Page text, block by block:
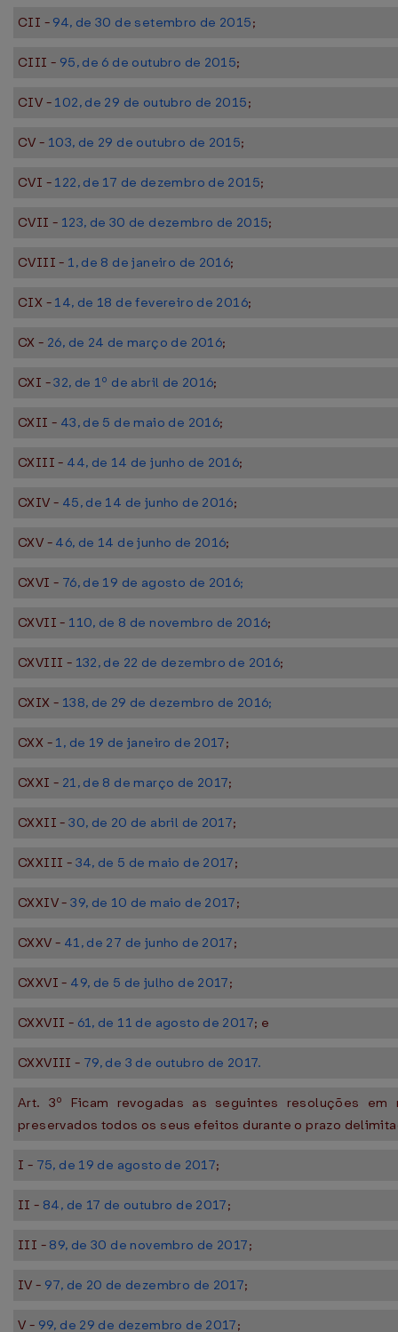
CII - 94, de 30 de setembro de 2015;
CIII - 95, de 6 de outubro de 2015;
CIV - 102, de 29 de outubro de 2015;
CV - 103, de 29 de outubro de 2015;
CVI - 122, de 17 de dezembro de 2015;
CVII - 123, de 30 de dezembro de 2015;
CVIII - 1, de 8 de janeiro de 2016;
CIX - 14, de 18 de fevereiro de 2016;
CX - 26, de 24 de março de 2016;
CXI -32, de 1º de abril de 2016;
CXII - 43, de 5 de maio de 2016;
CXIII - 44, de 14 de junho de 2016;
CXIV - 45, de 14 de junho de 2016;
CXV - 46, de 14 de junho de 2016;
CXVI - 76, de 19 de agosto de 2016;
CXVII - 110, de 8 de novembro de 2016;
CXVIII - 132, de 22 de dezembro de 2016;
CXIX - 138, de 29 de dezembro de 2016;
CXX - 1, de 19 de janeiro de 2017;
CXXI - 21, de 8 de março de 2017;
CXXII -30, de 20 de abril de 2017;
CXXIII - 34, de 5 de maio de 2017;
CXXIV -39, de 10 de maio de 2017;
CXXV - 41, de 27 de junho de 2017;
CXXVI - 49, de 5 de julho de 2017;
CXXVII - 61, de 11 de agosto de 2017; e
CXXVIII - 79, de 3 de outubro de 2017.
Art. 3º Ficam revogadas as seguintes resoluções
preservados todos os seus efeitos durante o prazo
I - 75, de 19 de agosto de 2017;
II - 84, de 17 de outubro de 2017;
III - 89, de 30 de novembro de 2017;
IV - 97, de 20 de dezembro de 2017;
V - 99, de 29 de dezembro de 2017;